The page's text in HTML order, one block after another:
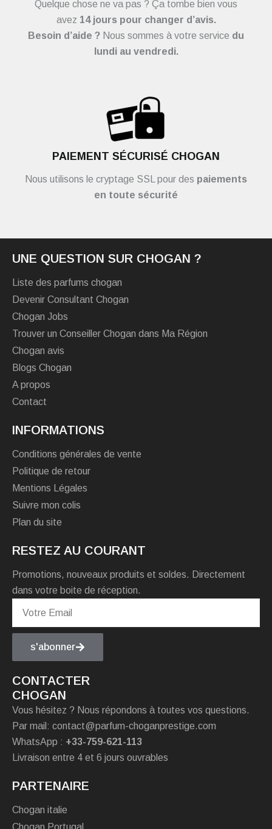
Quelque chose ne va pas ? Ça tombe bien vous
avez 14 jours pour changer d’avis.
Besoin d’aide ? Nous sommes à votre service du
lundi au vendredi.
PAIEMENT SÉCURISÉ CHOGAN
Nous utilisons le cryptage SSL pour des paiements
en toute sécurité
UNE QUESTION SUR CHOGAN ?
Liste des parfums chogan
Devenir Consultant Chogan
Chogan Jobs
Trouver un Conseiller Chogan dans Ma Région
Chogan avis
Blogs Chogan
A propos
Contact
INFORMATIONS
Conditions générales de vente
Politique de retour
Mentions Légales
Suivre mon colis
Plan du site
RESTEZ AU COURANT
Promotions, nouveaux produits et soldes. Directement
dans votre boite de réception.
s'abonner
CONTACTER
CHOGAN
Vous hésitez ? Nous répondons à toutes vos questions.
Par mail: contact@parfum-choganprestige.com
WhatsApp : +33-759-621-113
Livraison entre 4 et 6 jours ouvrables
PARTENAIRE
Chogan italie
Chogan Portugal